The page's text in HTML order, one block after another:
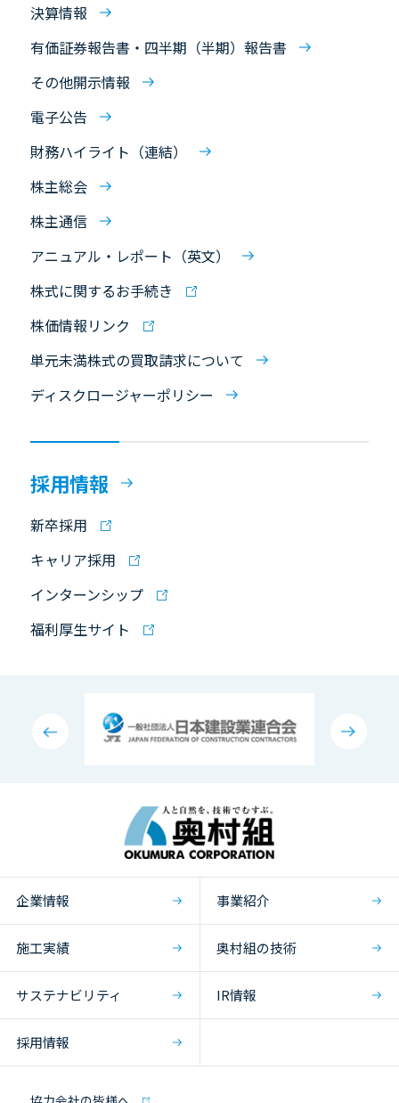
決算情報
有価証券報告書・四半期（半期）報告書
その他開示情報
電子公告
財務ハイライト（連結）
株主総会
株主通信
アニュアル・レポート（英文）
株式に関するお手続き
株価情報リンク
単元未満株式の買取請求について
ディスクロージャーポリシー
採用情報
新卒採用
キャリア採用
インターンシップ
福利厚生サイト
企業情報 事業紹介
施工実績 奥村組の技術
サステナビリティ IR情報
採用情報